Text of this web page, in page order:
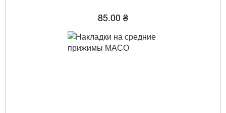
85.00 ₴